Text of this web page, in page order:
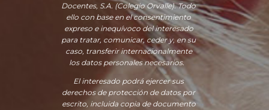
Docentes, S.A. (Colegio Orvalle). Todo
ello con base en el consentimiento
expreso e inequívoco del interesado
para tratar, comunicar, ceder y, en su
caso, transferir internacionalmente
los datos personales necesarios.
El interesado podrá ejercer sus
derechos de protección de datos por
escrito, incluida copia de documento